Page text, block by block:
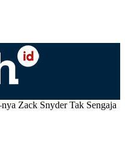
Zack Snyder Tak Sengaja